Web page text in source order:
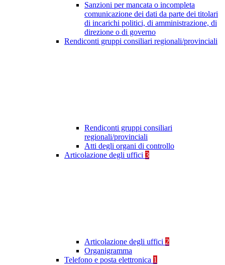
Sanzioni per mancata o incompleta
comunicazione dei dati da parte dei titolari
di incarichi politici, di amministrazione, di
direzione o di governo
Rendiconti gruppi consiliari regionali/provinciali
Rendiconti gruppi consiliari
regionali/provinciali
Atti degli organi di controllo
Articolazione degli uffici 3
Articolazione degli uffici 2
Organigramma
Telefono e posta elettronica 1